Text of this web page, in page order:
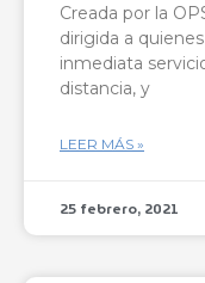
Creada por la
dirigida a
inmediata
distancia, y
LEER MÁS »
25 febrero, 2021